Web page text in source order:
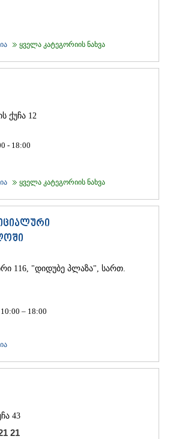
ᲡᲐᲛᲪᲮᲔ–ᲯᲐᲕᲐᲮᲔᲗᲘ
ᲑᲝᲚᲜᲘᲡᲘ
ყველა კატეგორიის ნახვა
ქუჩა 12
- 18:00
ყველა კატეგორიის ნახვა
116, "დიდუბე პლაზა", სართ.
– 18:00
43
21